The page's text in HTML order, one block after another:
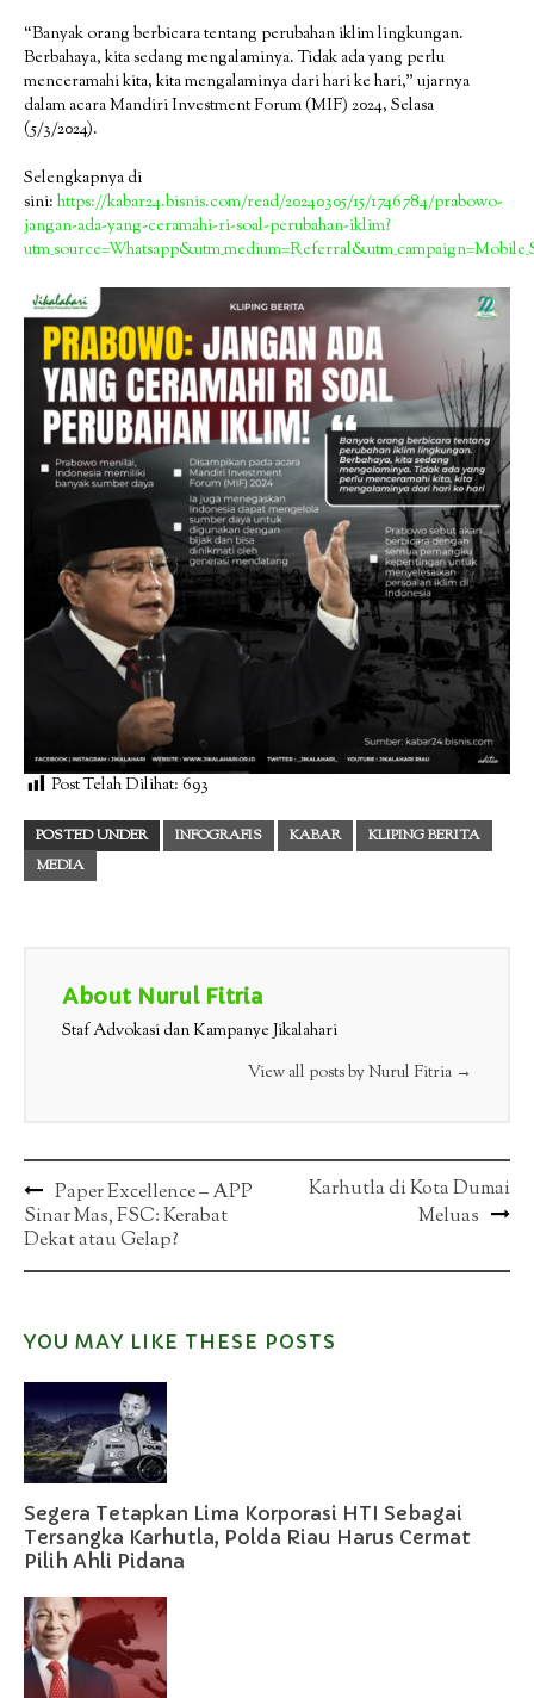
“Banyak orang berbicara tentang perubahan iklim lingkungan.
Berbahaya, kita sedang mengalaminya. Tidak ada yang perlu
menceramahi kita, kita mengalaminya dari hari ke hari,” ujarnya
dalam acara Mandiri Investment Forum (MIF) 2024, Selasa
(5/3/2024).
Selengkapnya di
sini: https://kabar24.bisnis.com/read/20240305/15/1746784/prabowo-
jangan-ada-yang-ceramahi-ri-soal-perubahan-iklim?
Post Telah Dilihat: 693
POSTED UNDER INFOGRAFIS KABAR
KLIPING BERITA
MEDIA
About Nurul Fitria
Staf Advokasi dan Kampanye Jikalahari
View all posts by Nurul Fitria →
Post
navigation
Paper Excellence – APP
Sinar Mas, FSC: Kerabat
Dekat atau Gelap?
Karhutla di Kota Dumai
Meluas
YOU MAY LIKE THESE POSTS
Segera Tetapkan Lima Korporasi HTI Sebagai
Tersangka Karhutla, Polda Riau Harus Cermat
Pilih Ahli Pidana